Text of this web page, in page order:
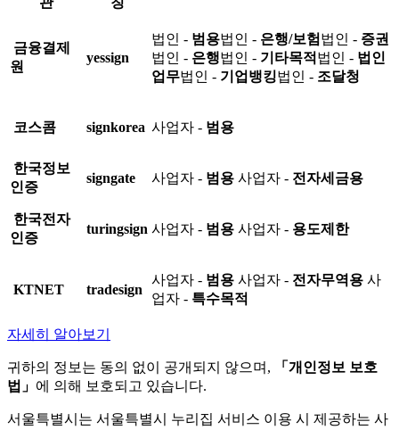
금융결제
원
yessign
법인 - 범용법인 - 은행/보험 법인 - 증권
법인 - 은행법인 - 기타목적 법인 - 법인
업무법인 - 기업뱅킹법인 - 조달청
코스콤 signkorea 사업자 - 범용
한국정보
인증
signgate 사업자 - 범용 사업자 - 전자세금용
한국전자
인증
turingsign 사업자 - 범용 사업자 - 용도제한
KTNET tradesign
사업자 - 범용 사업자 - 전자무역용 사
업자 - 특수목적
자세히 알아보기
귀하의 정보는 동의 없이 공개되지 않으며,
「개인정보 보호
법」 에 의해 보호되고 있습니다.
서울특별시는 서울특별시 누리집 서비스 이용 시 제공하는 사